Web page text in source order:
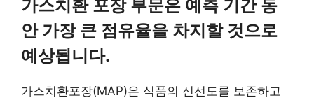
가스치환 포장 부문은 예측 기간 동
안 가장 큰 점유율을 차지할 것으로
예상됩니다.
가스치환포장(MAP)은 식품의 신선도를 보존하고